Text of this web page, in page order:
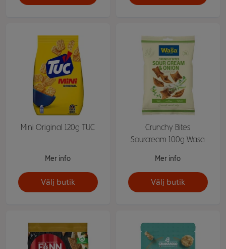
Mini Original 120g TUC
Mer info
Välj butik
Crunchy Bites
Sourcream 100g Wasa
Mer info
Välj butik